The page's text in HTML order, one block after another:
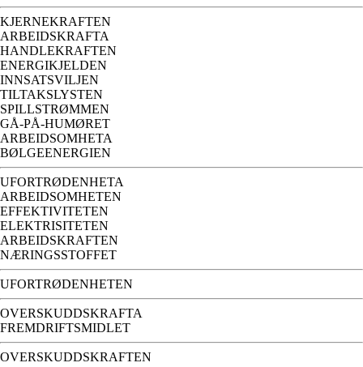
KJERNEKRAFTEN
ARBEIDSKRAFTA
HANDLEKRAFTEN
ENERGIKJELDEN
INNSATSVILJEN
TILTAKSLYSTEN
SPILLSTRØMMEN
GÅ-PÅ-HUMØRET
ARBEIDSOMHETA
BØLGEENERGIEN
UFORTRØDENHETA
ARBEIDSOMHETEN
EFFEKTIVITETEN
ELEKTRISITETEN
ARBEIDSKRAFTEN
NÆRINGSSTOFFET
UFORTRØDENHETEN
OVERSKUDDSKRAFTA
FREMDRIFTSMIDLET
OVERSKUDDSKRAFTEN